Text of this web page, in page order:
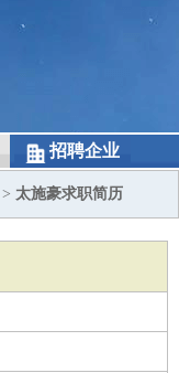
招聘企业
> 太施豪求职简历